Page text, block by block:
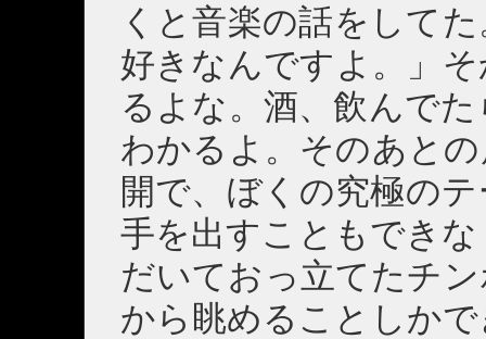
くと音楽の話をして
好きなんですよ。」
るよな。酒、飲んで
わかるよ。そのあと
開で、ぼくの究極の
手を出すこともでき
だいておっ立てたチ
から眺めることしか